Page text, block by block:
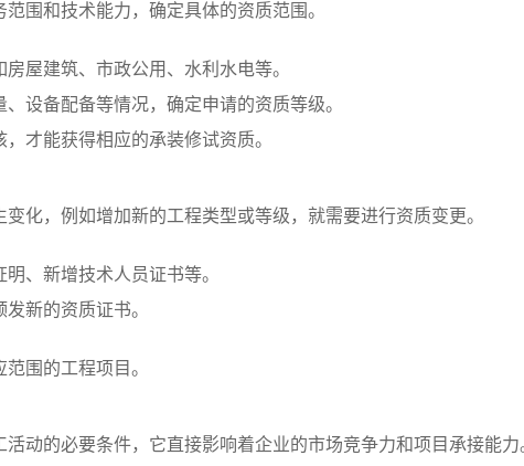
围和技术能力，确定具体的资质范围。
屋建筑、市政公用、水利水电等。
设备配备等情况，确定申请的资质等级。
才能获得相应的承装修试资质。
化，例如增加新的工程类型或等级，就需要进行资质变更。
、新增技术人员证书等。
新的资质证书。
围的工程项目。
动的必要条件，它直接影响着企业的市场竞争力和项目承接能力